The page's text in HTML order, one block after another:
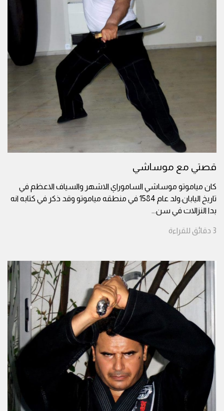
قصتي مع موساشي
كان مياموتو موساشي الساموراي الاشهر والسياف الاعظم في
تاريخ اليابان.ولد عام 1584 في منطقه مياموتو وقد ذكر في كتابه انه
بدا النزالات في سن...
3 دقائق للقراءة